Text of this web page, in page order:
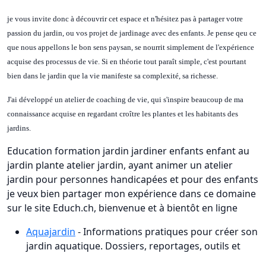
je vous invite donc à découvrir cet espace et n'hésitez pas à partager votre
passion du jardin, ou vos projet de jardinage avec des enfants. Je pense qeu ce
que nous appellons le bon sens paysan, se nourrit simplement de l'expérience
acquise des processus de vie. Si en théorie tout paraît simple, c'est pourtant
bien dans le jardin que la vie manifeste sa complexité, sa richesse.
J'ai développé un atelier de coaching de vie, qui s'inspire beaucoup de ma
connaissance acquise en regardant croître les plantes et les habitants des
jardins.
Education formation jardin jardiner enfants enfant au
jardin plante atelier jardin, ayant animer un atelier
jardin pour personnes handicapées et pour des enfants
je veux bien partager mon expérience dans ce domaine
sur le site Educh.ch, bienvenue et à bientôt en ligne
Aquajardin - Informations pratiques pour créer son
jardin aquatique. Dossiers, reportages, outils et